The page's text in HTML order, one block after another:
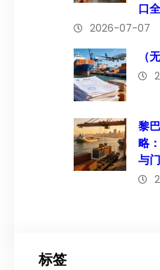
口
2026-07-07
（
黎
略
与
标签